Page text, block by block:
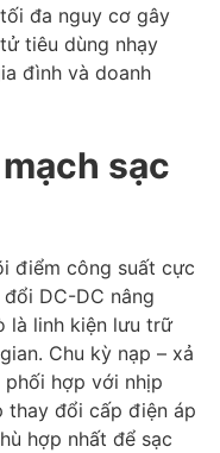
đa nguy cơ gây
tiêu dùng nhạy
đình và doanh
sạc
điểm công suất cực
DC-DC nâng
là linh kiện lưu trữ
Chu kỳ nạp – xả
hợp với nhịp
thay đổi cấp điện áp
hợp nhất để sạc